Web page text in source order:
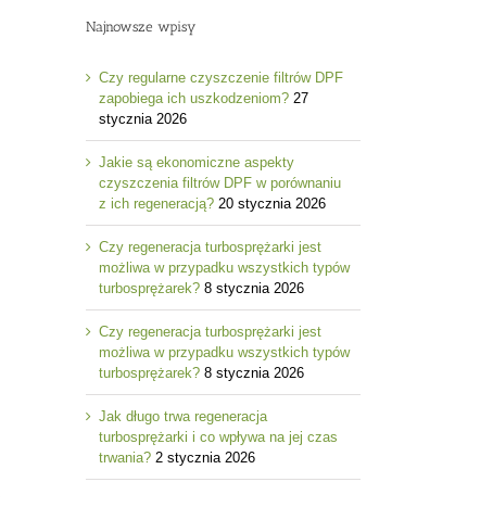
Najnowsze wpisy
Czy regularne czyszczenie filtrów DPF
zapobiega ich uszkodzeniom? 27
stycznia 2026
Jakie są ekonomiczne aspekty
czyszczenia filtrów DPF w porównaniu
z ich regeneracją? 20 stycznia 2026
Czy regeneracja turbosprężarki jest
możliwa w przypadku wszystkich typów
turbosprężarek? 8 stycznia 2026
Czy regeneracja turbosprężarki jest
możliwa w przypadku wszystkich typów
turbosprężarek? 8 stycznia 2026
Jak długo trwa regeneracja
turbosprężarki i co wpływa na jej czas
trwania? 2 stycznia 2026